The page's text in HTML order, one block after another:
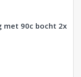
met 90c bocht 2x